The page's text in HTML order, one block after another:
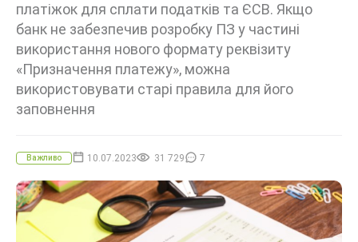
платіжок для сплати податків та ЄСВ. Якщо
банк не забезпечив розробку ПЗ у частині
використання нового формату реквізиту
«Призначення платежу», можна
використовувати старі правила для його
заповнення
Важливо 10.07.2023 31 729 7